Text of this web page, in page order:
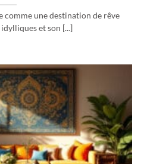
comme une destination de rêve
et son [...]